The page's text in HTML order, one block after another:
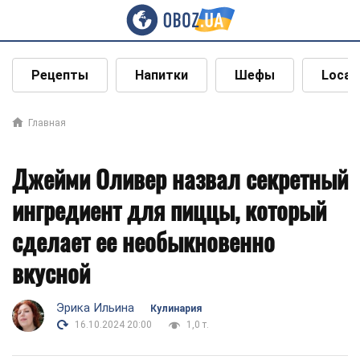
Рецепты Напитки Шефы Local
Главная
Джейми Оливер назвал секретный
ингредиент для пиццы, который
сделает ее необыкновенно
вкусной
Эрика Ильина
Кулинария
16.10.2024 20:00
1,0 т.